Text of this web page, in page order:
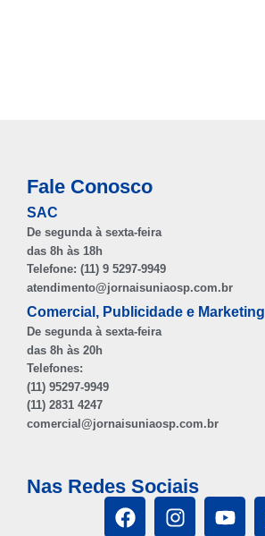
Fale Conosco
SAC
De segunda à sexta-feira
das 8h às 18h
Telefone: (11) 9 5297-9949
atendimento@jornaisuniaosp.com.br
Comercial, Publicidade e Marketing
De segunda à sexta-feira
das 8h às 20h
Telefones:
(11) 95297-9949
(11) 2831 4247
comercial@jornaisuniaosp.com.br
Nas Redes Sociais